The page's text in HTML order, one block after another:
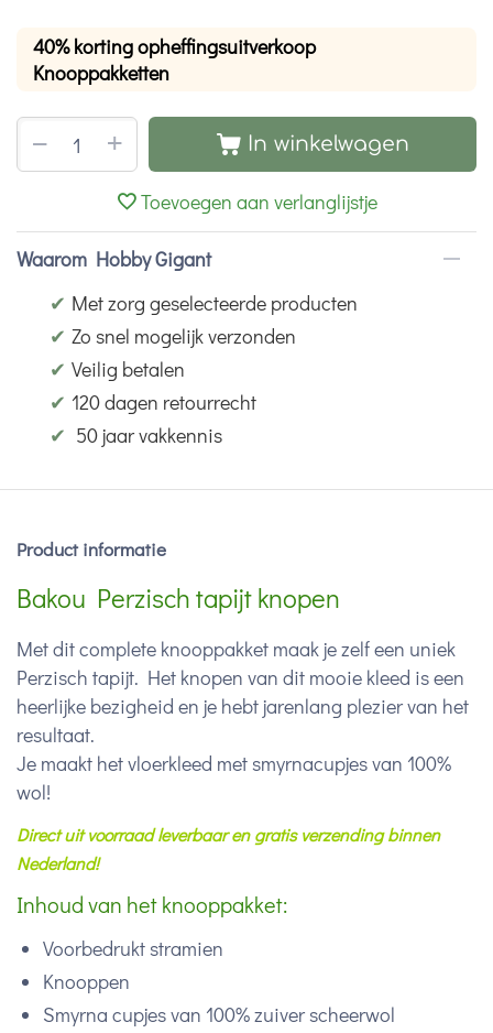
40% korting opheffingsuitverkoop
Knooppakketten
+
− In winkelwagen
Toevoegen aan verlanglijstje
Waarom Hobby Gigant
✔ Met zorg geselecteerde producten
✔ Zo snel mogelijk verzonden
✔ Veilig betalen
✔ 120 dagen retourrecht
✔ 50 jaar vakkennis
Product informatie
Bakou Perzisch tapijt knopen
Met dit complete knooppakket maak je zelf een uniek
Perzisch tapijt. Het knopen van dit mooie kleed is een
heerlijke bezigheid en je hebt jarenlang plezier van het
resultaat.
Je maakt het vloerkleed met smyrnacupjes van 100%
wol!
Direct uit voorraad leverbaar en gratis verzending binnen
Nederland!
Inhoud van het knooppakket:
Voorbedrukt stramien
Knooppen
Smyrna cupjes van 100% zuiver scheerwol